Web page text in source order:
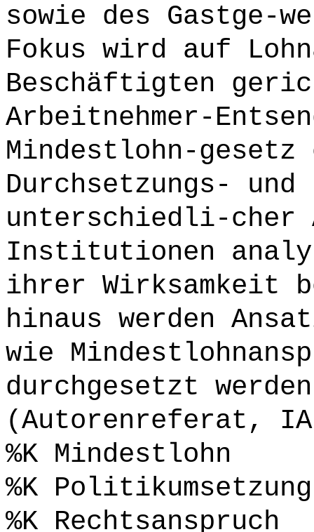
sowie des Gastge-
Fokus wird auf
Beschäftigten
Arbeitnehmer-
Mindestlohn-gesetz
Durchsetzungs-
unterschiedli-cher
Institutionen
ihrer Wirksamkeit
hinaus werden
wie
durchgesetzt
(Autorenreferat,
%K Mindestlohn
%K Politikumsetzung
%K Rechtsanspruch